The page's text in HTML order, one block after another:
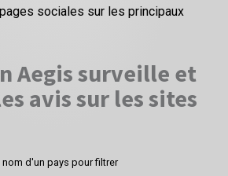
sociales sur les principaux
Aegis surveille et
avis sur les sites
nom d'un pays pour filtrer